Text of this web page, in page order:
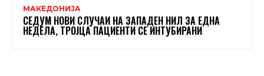
МАКЕДОНИЈА
СЕДУМ НОВИ СЛУЧАИ НА ЗАПАДЕН НИЛ ЗА ЕДНА
НЕДЕЛА, ТРОЈЦА ПАЦИЕНТИ СЕ ИНТУБИРАНИ